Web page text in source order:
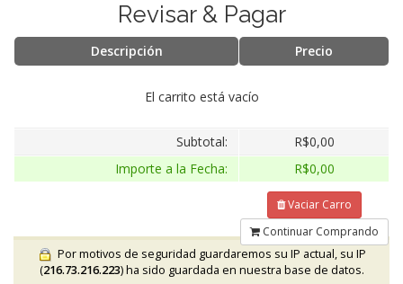
Revisar & Pagar
Descripción Precio
El carrito está vacío
Subtotal:
R$0,00
Importe a la Fecha:
R$0,00
Vaciar Carro
Continuar Comprando
Por motivos de seguridad guardaremos su IP actual, su IP
(216.73.216.223) ha sido guardada en nuestra base de datos.